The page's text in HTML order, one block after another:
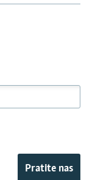
Pratite nas